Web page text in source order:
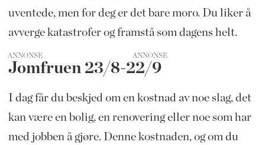
uventede, men for deg er det bare moro. Du liker å
avverge katastrofer og framstå som dagens helt.
ANNONSE
Jomfruen 23/8-22/9
I dag får du beskjed om en kostnad av noe slag, det
kan være en bolig, en renovering eller noe som har
med jobben å gjøre. Denne kostnaden, og om du